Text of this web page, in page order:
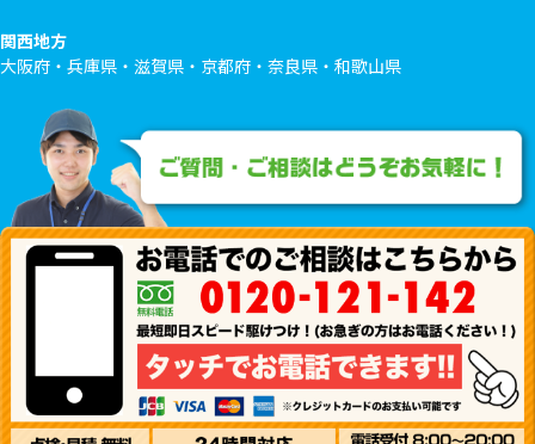
関西地方
大阪府・兵庫県・滋賀県・京都府・奈良県・和歌山県